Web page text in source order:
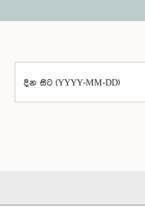
දින සිට (YYYY-MM-DD)